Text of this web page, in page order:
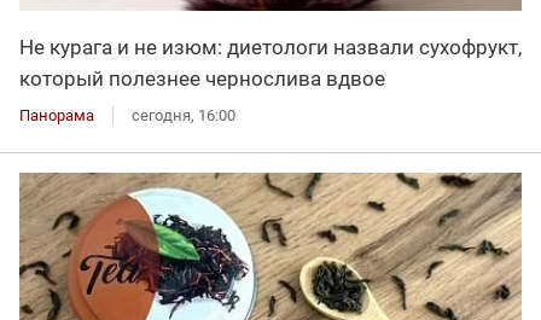
Не курага и не изюм: диетологи назвали сухофрукт,
который полезнее чернослива вдвое
Панорама сегодня, 16:00